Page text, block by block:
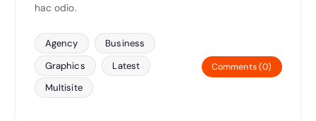
hac odio.
Agency
Business
Graphics
Latest
Multisite
Comments (0)